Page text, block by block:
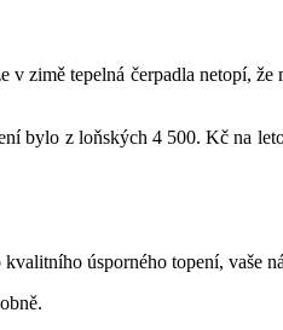
zimě tepelná čerpadla netopí,
bylo z loňských 4 500. Kč na
úsporného topení, vaše